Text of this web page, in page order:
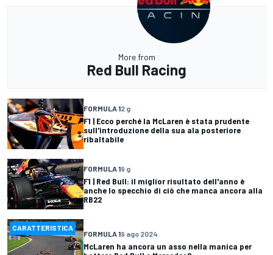
More from
Red Bull Racing
FORMULA 12 g
F1 | Ecco perché la McLaren è stata prudente
sull'introduzione della sua ala posteriore
ribaltabile
FORMULA 19 g
F1 | Red Bull: il miglior risultato dell'anno è
anche lo specchio di ciò che manca ancora alla
RB22
CARATTERISTICA
FORMULA 19 ago 2024
McLaren ha ancora un asso nella manica per